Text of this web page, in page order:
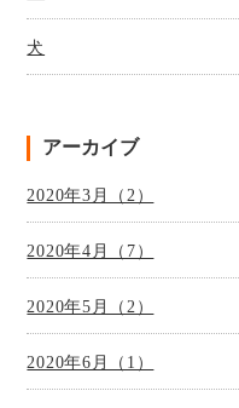
犬
アーカイブ
2020年3月（2）
2020年4月（7）
2020年5月（2）
2020年6月（1）